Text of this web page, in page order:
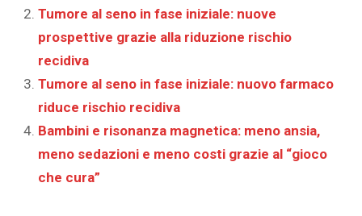
Tumore al seno in fase iniziale: nuove
prospettive grazie alla riduzione rischio
recidiva
Tumore al seno in fase iniziale: nuovo farmaco
riduce rischio recidiva
Bambini e risonanza magnetica: meno ansia,
meno sedazioni e meno costi grazie al “gioco
che cura”